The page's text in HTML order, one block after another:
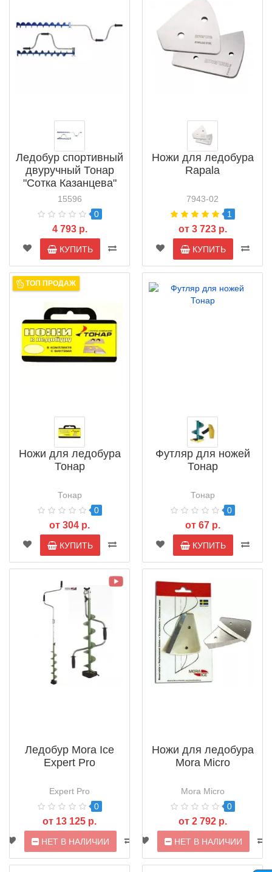
Ледобур спортивный
двуручный Тонар
"Сотка Казанцева"
(ЛР-100С)
15596
0
4 793 р.
КУПИТЬ
Ножи для ледобура
Rapala
7943-02
1
от 3 723 р.
КУПИТЬ
ТОП ПРОДАЖ
Ножи для ледобура
Тонар
Тонар
0
от 304 р.
КУПИТЬ
Футляр для ножей
Тонар
Тонар
0
от 67 р.
КУПИТЬ
Ледобур Mora Ice
Expert Pro
Expert Pro
0
от 13 125 р.
НЕТ В НАЛИЧИИ
Ножи для ледобура
Mora Micro
Mora Micro
0
от 2 792 р.
НЕТ В НАЛИЧИИ